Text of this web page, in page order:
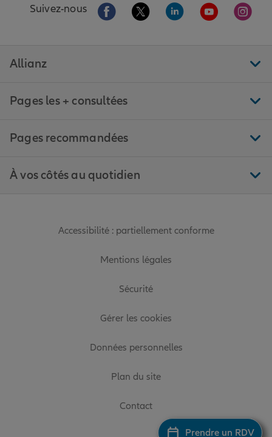
Prendre un RDV
Suivez-nous Aller sur la page Facebook de Allianz
Aller sur la page Twitter de
Aller sur la page
Aller sur la
Aller
Allianz
Pages les + consultées
Pages recommandées
À vos côtés au quotidien
Accessibilité : partiellement conforme
Mentions légales
Sécurité
Gérer les cookies
Données personnelles
Plan du site
Contact